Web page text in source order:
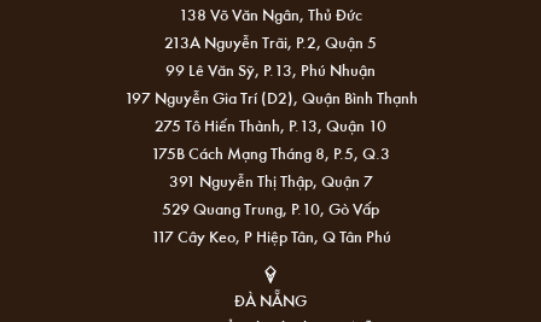
138 Võ Văn Ngân, Thủ Đức
213A Nguyễn Trãi, P.2, Quận 5
99 Lê Văn Sỹ, P.13, Phú Nhuận
197 Nguyễn Gia Trí (D2), Quận Bình Thạnh
275 Tô Hiến Thành, P.13, Quận 10
175B Cách Mạng Tháng 8, P.5, Q.3
391 Nguyễn Thị Thập, Quận 7
529 Quang Trung, P.10, Gò Vấp
117 Cây Keo, P Hiệp Tân, Q Tân Phú
ĐÀ NẴNG